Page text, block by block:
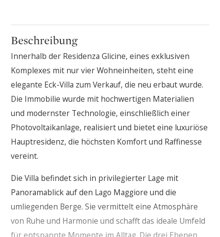
Beschreibung
Innerhalb der Residenza Glicine, eines exklusiven
Komplexes mit nur vier Wohneinheiten, steht eine
elegante Eck-Villa zum Verkauf, die neu erbaut wurde.
Die Immobilie wurde mit hochwertigen Materialien
und modernster Technologie, einschließlich einer
Photovoltaikanlage, realisiert und bietet eine luxuriöse
Hauptresidenz, die höchsten Komfort und Raffinesse
vereint.
Die Villa befindet sich in privilegierter Lage mit
Panoramablick auf den Lago Maggiore und die
umliegenden Berge. Sie vermittelt eine Atmosphäre
von Ruhe und Harmonie und schafft das ideale Umfeld